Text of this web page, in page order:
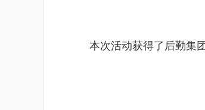
本次活动获得了后勤集